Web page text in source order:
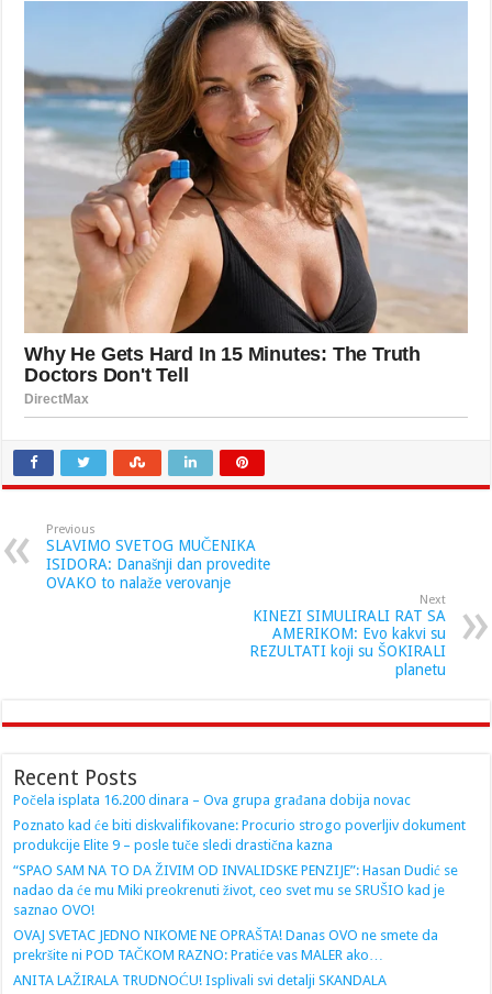
Previous
SLAVIMO SVETOG MUČENIKA
ISIDORA: Današnji dan provedite
OVAKO to nalaže verovanje
Next
KINEZI SIMULIRALI RAT SA
AMERIKOM: Evo kakvi su
REZULTATI koji su ŠOKIRALI
planetu
Recent Posts
Počela isplata 16.200 dinara – Ova grupa građana dobija novac
Poznato kad će biti diskvalifikovane: Procurio strogo poverljiv dokument
produkcije Elite 9 – posle tuče sledi drastična kazna
“SPAO SAM NA TO DA ŽIVIM OD INVALIDSKE PENZIJE”: Hasan Dudić se
nadao da će mu Miki preokrenuti život, ceo svet mu se SRUŠIO kad je
saznao OVO!
OVAJ SVETAC JEDNO NIKOME NE OPRAŠTA! Danas OVO ne smete da
prekršite ni POD TAČKOM RAZNO: Pratiće vas MALER ako…
ANITA LAŽIRALA TRUDNOĆU! Isplivali svi detalji SKANDALA